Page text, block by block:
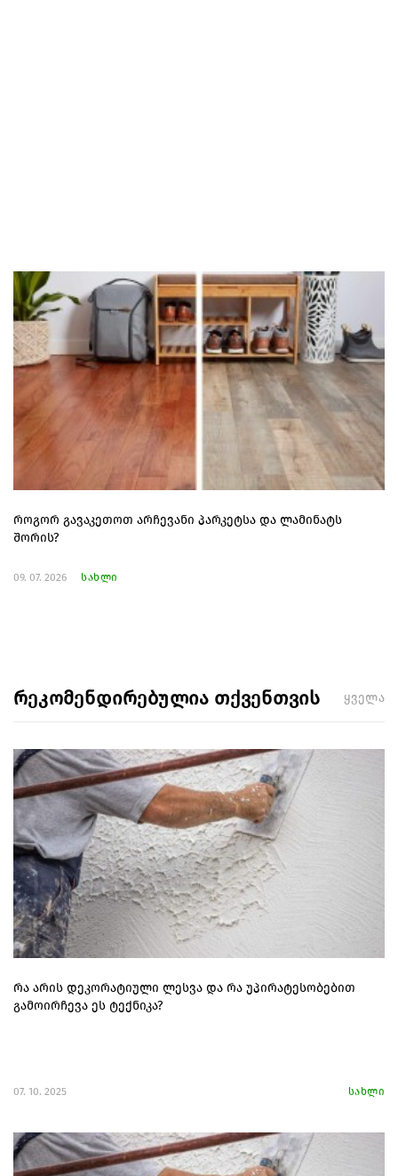
როგორ გავაკეთოთ არჩევანი პარკეტსა და ლამინატს
შორის?
09. 07. 2026 სახლი
რეკომენდირებულია თქვენთვის ყველა
რა არის დეკორატიული ლესვა და რა უპირატესობებით
გამოირჩევა ეს ტექნიკა?
07. 10. 2025 სახლი